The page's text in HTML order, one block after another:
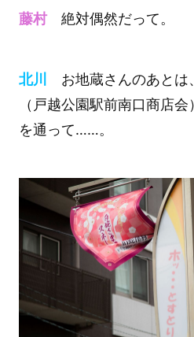
藤村絶対偶然だって。
北川
お地蔵さんのあとは
（戸越公園駅前南口商店
を通って……。